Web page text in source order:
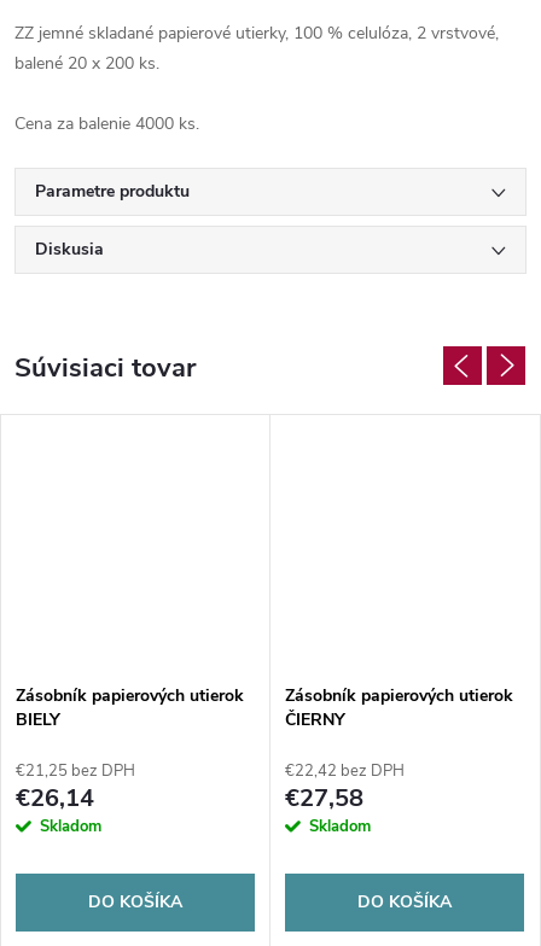
ZZ jemné skladané papierové utierky, 100 % celulóza, 2 vrstvové,
balené 20 x 200 ks.
Cena za balenie 4000 ks.
Parametre produktu
Diskusia
Súvisiaci tovar
Zásobník papierových utierok
BIELY
€21,25 bez DPH
€26,14
Skladom
DO KOŠÍKA
Zásobník papierových utierok
ČIERNY
€22,42 bez DPH
€27,58
Skladom
DO KOŠÍKA